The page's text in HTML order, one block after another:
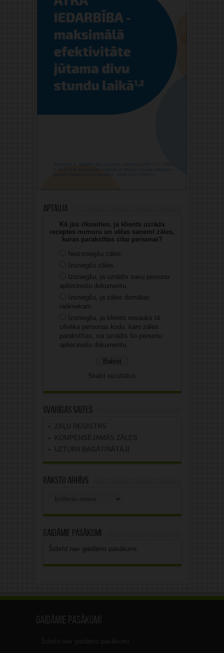
Aptauja
Kā jūs rīkosities, ja klients uzrāda
receptes numuru un vēlas saņemt zāles,
kuras parakstītas citai personai?
Neizsniegšu zāles.
Izsniegšu zāles.
Izsniegšu, ja uzrādīs savu personu
apliecinošu dokumentu.
Izsniegšu, ja zāles domātas
radiniekam.
Izsniegšu, ja klients nosauks tā
cilvēka personas kodu, kam zāles
parakstītas, vai uzrādīs šo personu
apliecinošu dokumentu.
Skatīt rezultātus
Svarīgas saites
ZĀĻU REĢISTRS
KOMPENSĒJAMĀS ZĀLES
UZTURA BAGĀTINĀTĀJI
Rakstu arhīvs
Gaidāmie pasākumi
Šobrīd nav gaidāmo pasākumi.
Gaidāmie pasākumi
Šobrīd nav gaidāmo pasākumi.